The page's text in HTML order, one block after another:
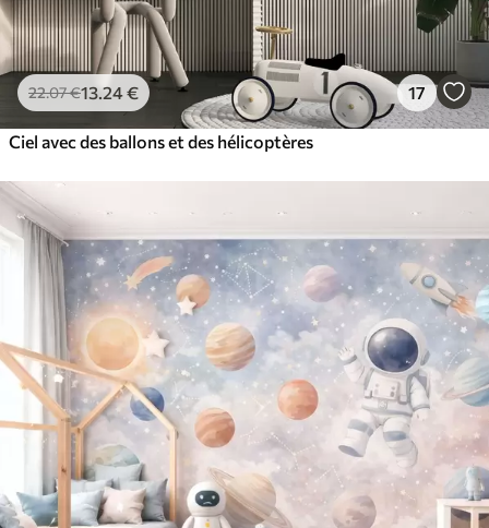
22.07€13.24€ 17
Ciel avec des ballons et des hélicoptères